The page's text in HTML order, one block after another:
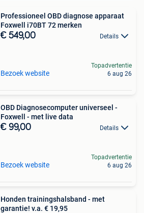
Professioneel OBD diagnose apparaat
Foxwell i70BT 72 merken
€ 549,00 Details
Bezoek website
Topadvertentie
6 aug 26
OBD Diagnosecomputer universeel -
Foxwell - met live data
€ 99,00 Details
Bezoek website
Topadvertentie
6 aug 26
Honden trainingshalsband - met
garantie! v.a. € 19,95